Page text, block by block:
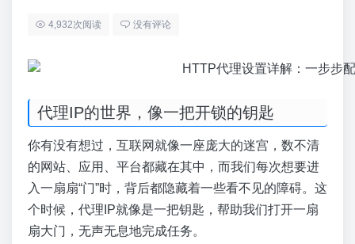
4,932次阅读 没有评论
代理IP的世界，像一把开锁的钥匙
你有没有想过，互联网就像一座庞大的迷宫，数不清
的网站、应用、平台都藏在其中，而我们每次想要进
入一扇扇“门”时，背后都隐藏着一些看不见的障碍。这
个时候，代理IP就像是一把钥匙，帮助我们打开一扇
扇大门，无声无息地完成任务。